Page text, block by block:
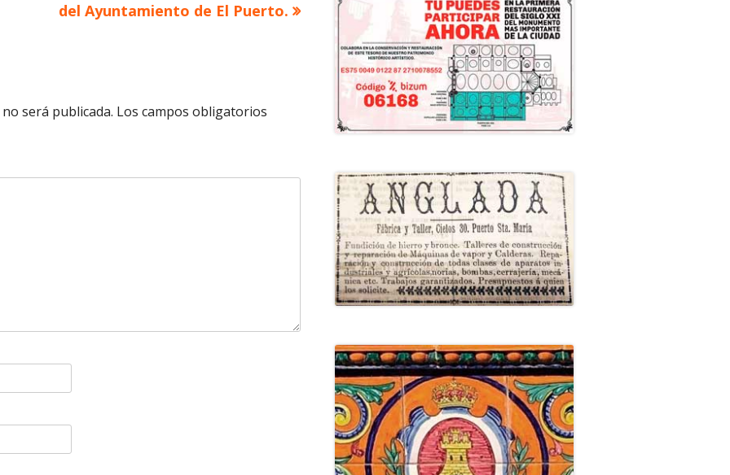
del Ayuntamiento de El Puerto.
será publicada. Los campos obligatorios